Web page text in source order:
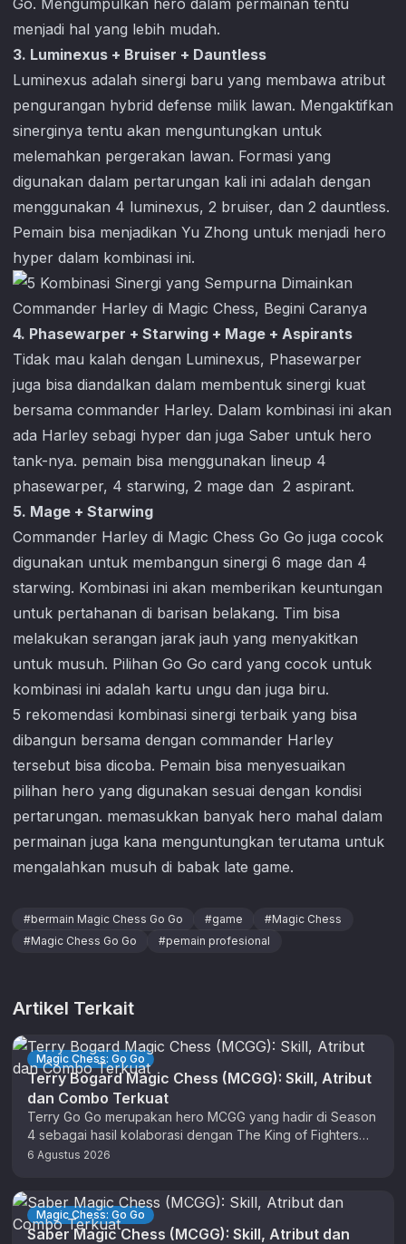
Go. Mengumpulkan hero dalam permainan tentu
menjadi hal yang lebih mudah.
3. Luminexus + Bruiser + Dauntless
Luminexus adalah sinergi baru yang membawa atribut
pengurangan hybrid defense milik lawan. Mengaktifkan
sinerginya tentu akan menguntungkan untuk
melemahkan pergerakan lawan. Formasi yang
digunakan dalam pertarungan kali ini adalah dengan
menggunakan 4 luminexus, 2 bruiser, dan 2 dauntless.
Pemain bisa menjadikan Yu Zhong untuk menjadi hero
hyper dalam kombinasi ini.
4. Phasewarper + Starwing + Mage + Aspirants
Tidak mau kalah dengan Luminexus, Phasewarper
juga bisa diandalkan dalam membentuk sinergi kuat
bersama commander Harley. Dalam kombinasi ini akan
ada Harley sebagi hyper dan juga Saber untuk hero
tank-nya. pemain bisa menggunakan lineup 4
phasewarper, 4 starwing, 2 mage dan 2 aspirant.
5. Mage + Starwing
Commander Harley di Magic Chess Go Go juga cocok
digunakan untuk membangun sinergi 6 mage dan 4
starwing. Kombinasi ini akan memberikan keuntungan
untuk pertahanan di barisan belakang. Tim bisa
melakukan serangan jarak jauh yang menyakitkan
untuk musuh. Pilihan Go Go card yang cocok untuk
kombinasi ini adalah kartu ungu dan juga biru.
5 rekomendasi kombinasi sinergi terbaik yang bisa
dibangun bersama dengan commander Harley
tersebut bisa dicoba. Pemain bisa menyesuaikan
pilihan hero yang digunakan sesuai dengan kondisi
pertarungan. memasukkan banyak hero mahal dalam
permainan juga kana menguntungkan terutama untuk
mengalahkan musuh di babak late game.
#bermain Magic Chess Go Go #game #Magic Chess
#Magic Chess Go Go #pemain profesional
Artikel Terkait
Magic Chess: Go Go
Terry Bogard Magic Chess (MCGG): Skill, Atribut
dan Combo Terkuat
Terry Go Go merupakan hero MCGG yang hadir di Season
4 sebagai hasil kolaborasi dengan The King of Fighters
(KOF). …
6 Agustus 2026
Magic Chess: Go Go
Saber Magic Chess (MCGG): Skill, Atribut dan